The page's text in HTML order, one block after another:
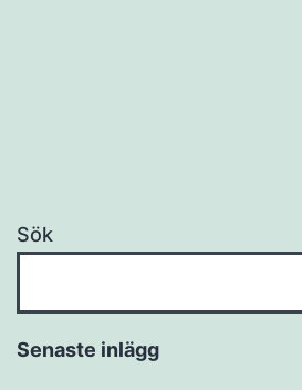
Sök
Senaste inlägg